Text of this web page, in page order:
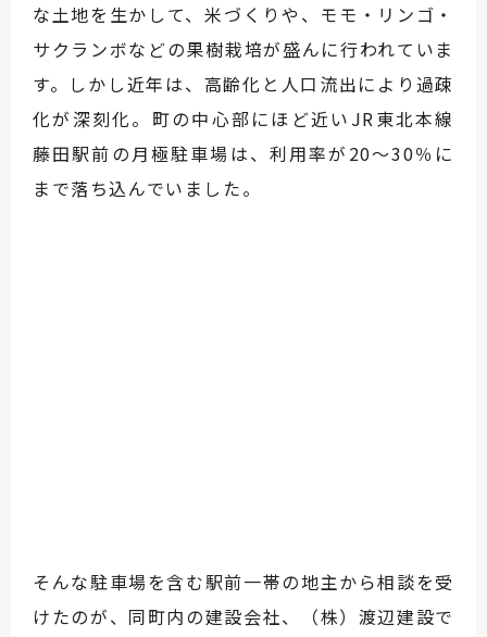
な土地を生かして、米づくりや、モモ・リンゴ・
サクランボなどの果樹栽培が盛んに行われていま
す。しかし近年は、高齢化と人口流出により過疎
化が深刻化。町の中心部にほど近いJR東北本線
藤田駅前の月極駐車場は、利用率が20～30％に
まで落ち込んでいました。
そんな駐車場を含む駅前一帯の地主から相談を受
けたのが、同町内の建設会社、（株）渡辺建設で